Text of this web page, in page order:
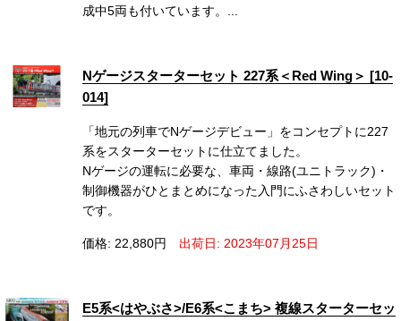
成中5両も付いています。...
Nゲージスターターセット 227系＜Red Wing＞ [10-
014]
「地元の列車でNゲージデビュー」をコンセプトに227
系をスターターセットに仕立てました。
Nゲージの運転に必要な、車両・線路(ユニトラック)・
制御機器がひとまとめになった入門にふさわしいセット
です。
価格: 22,880円 出荷日: 2023年07月25日
E5系<はやぶさ>/E6系<こまち> 複線スターターセッ